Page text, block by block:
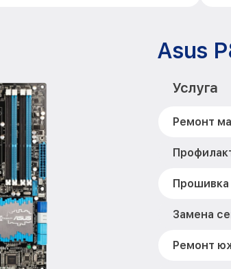
Asus
Услуга
Ремонт
Прошивка
Замена
Ремонт